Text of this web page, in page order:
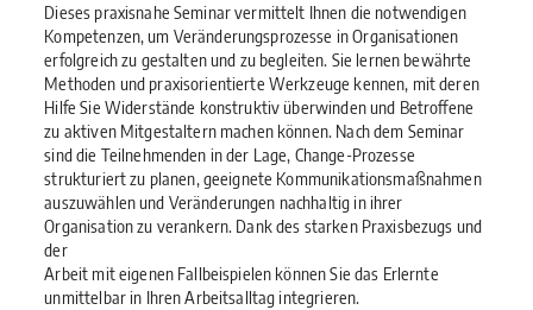
Dieses praxisnahe Seminar vermittelt Ihnen die notwendigen
Kompetenzen, um Veränderungsprozesse in Organisationen
erfolgreich zu gestalten und zu begleiten. Sie lernen bewährte
Methoden und praxisorientierte Werkzeuge kennen, mit deren
Hilfe Sie Widerstände konstruktiv überwinden und Betroffene
zu aktiven Mitgestaltern machen können. Nach dem Seminar
sind die Teilnehmenden in der Lage, Change-Prozesse
strukturiert zu planen, geeignete Kommunikationsmaßnahmen
auszuwählen und Veränderungen nachhaltig in ihrer
Organisation zu verankern. Dank des starken Praxisbezugs und
der
Arbeit mit eigenen Fallbeispielen können Sie das Erlernte
unmittelbar in Ihren Arbeitsalltag integrieren.